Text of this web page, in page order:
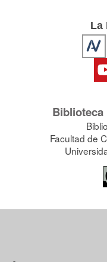
La
Facultad de